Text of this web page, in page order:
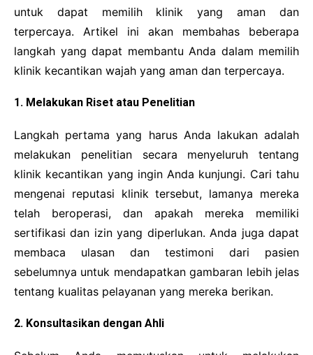
Cooking
Financial
untuk dapat memilih klinik yang aman dan
terpercaya. Artikel ini akan membahas beberapa
langkah yang dapat membantu Anda dalam memilih
klinik kecantikan wajah yang aman dan terpercaya.
1. Melakukan Riset atau Penelitian
Langkah pertama yang harus Anda lakukan adalah
melakukan penelitian secara menyeluruh tentang
klinik kecantikan yang ingin Anda kunjungi. Cari tahu
mengenai reputasi klinik tersebut, lamanya mereka
telah beroperasi, dan apakah mereka memiliki
sertifikasi dan izin yang diperlukan. Anda juga dapat
membaca ulasan dan testimoni dari pasien
sebelumnya untuk mendapatkan gambaran lebih jelas
tentang kualitas pelayanan yang mereka berikan.
2. Konsultasikan dengan Ahli